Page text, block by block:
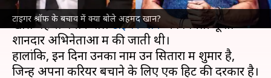
टाइगर श्रॉफ के बचाव में क्या बोले अहमद खान?
बॉलीवुडफिल्मों में अपने एक्शन से दर्शकों के दिलों में
खास पहचा बनाने वालेटाइगर श्रॉफकी गिनती यूं तो
शानदार अभिनेताओं में की जाती थी।
हालांकि, इन दिनों उनका नाम उन सितारों में शुमार है,
जिन्हें अपना करियर बचाने के लिए एक हिट की दरकार है।